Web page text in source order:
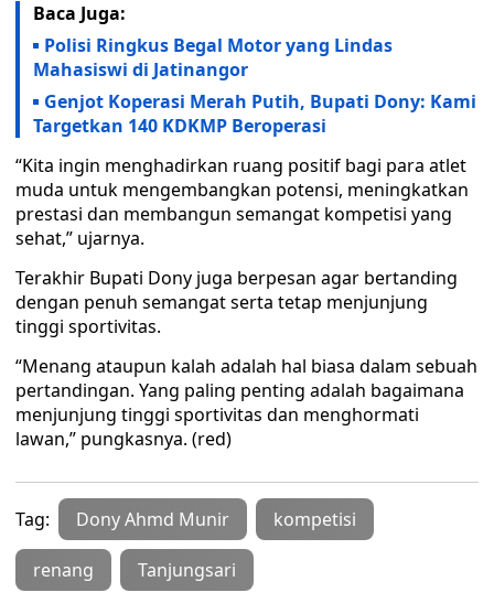
Baca Juga:
Polisi Ringkus Begal Motor yang Lindas
Mahasiswi di Jatinangor
Genjot Koperasi Merah Putih, Bupati Dony: Kami
Targetkan 140 KDKMP Beroperasi
“Kita ingin menghadirkan ruang positif bagi para atlet
muda untuk mengembangkan potensi, meningkatkan
prestasi dan membangun semangat kompetisi yang
sehat,” ujarnya.
Terakhir Bupati Dony juga berpesan agar bertanding
dengan penuh semangat serta tetap menjunjung
tinggi sportivitas.
“Menang ataupun kalah adalah hal biasa dalam sebuah
pertandingan. Yang paling penting adalah bagaimana
menjunjung tinggi sportivitas dan menghormati
lawan,” pungkasnya. (red)
Tag: Dony Ahmd Munir kompetisi
renang Tanjungsari